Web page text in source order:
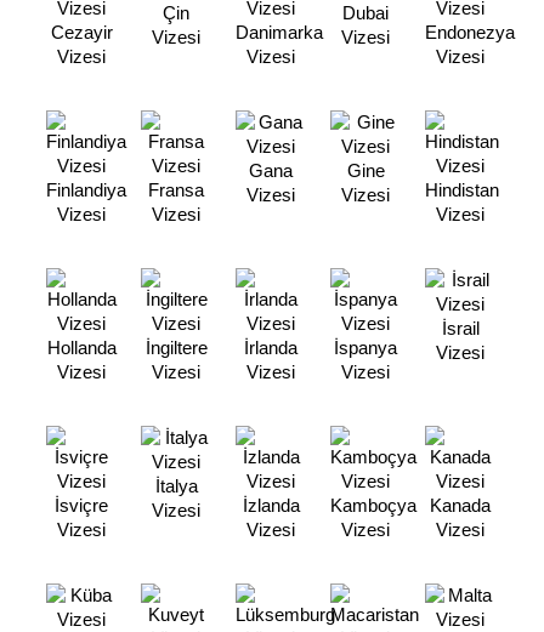
Cezayir
Vizesi
Çin
Vizesi
Danimarka
Vizesi
Dubai
Vizesi
Endonezya
Vizesi
Finlandiya
Vizesi
Fransa
Vizesi
Gana
Vizesi
Gine
Vizesi
Hindistan
Vizesi
Hollanda
Vizesi
İngiltere
Vizesi
İrlanda
Vizesi
İspanya
Vizesi
İsrail
Vizesi
İsviçre
Vizesi
İtalya
Vizesi
İzlanda
Vizesi
Kamboçya
Vizesi
Kanada
Vizesi